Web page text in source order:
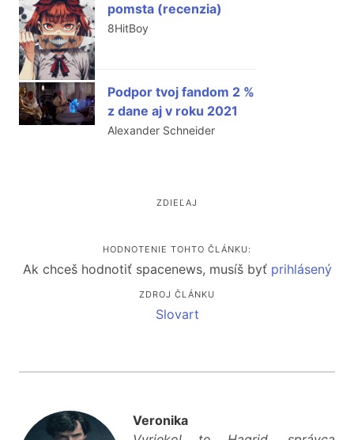
pomsta (recenzia)
8HitBoy
Podpor tvoj fandom 2 %
z dane aj v roku 2021
Alexander Schneider
ZDIEĽAJ
HODNOTENIE TOHTO ČLÁNKU:
Ak chceš hodnotiť spacenews, musíš byť prihlásený
ZDROJ ČLÁNKU
Slovart
Veronika